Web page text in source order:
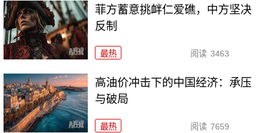
菲方蓄意挑衅仁爱礁，中方坚决
反制
最热 阅读 3463
高油价冲击下的中国经济：承压
与破局
最热 阅读 7659